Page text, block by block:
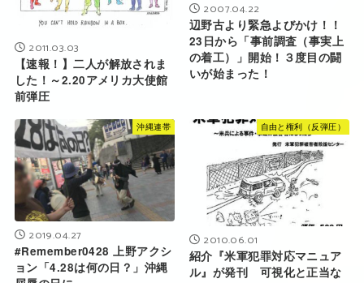
2011.03.03
【速報！】二人が解放されま
した！～2.20アメリカ大使館
前弾圧
2007.04.22
辺野古より緊急よびかけ！！
23日から「事前調査（事実上
の着工）」開始！３度目の闘
いが始まった！
沖縄連帯
2019.04.27
#Remember0428 上野アクシ
ョン「4.28は何の日？」沖縄
自由と権利（反弾圧）
2010.06.01
紹介『米軍犯罪対応マニュア
ル』が発刊 可視化と正当な